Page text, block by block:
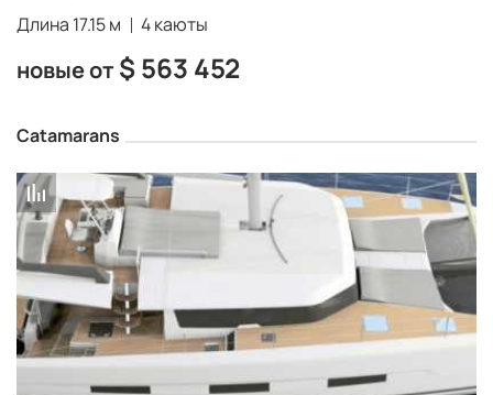
Длина 17.15 м 4 каюты
новые от$ 563 452
Catamarans